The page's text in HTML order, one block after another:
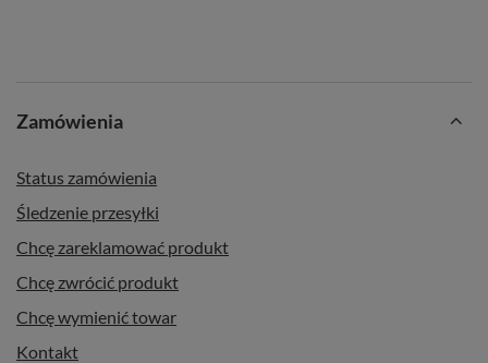
Zamówienia
Status zamówienia
Śledzenie przesyłki
Chcę zareklamować produkt
Chcę zwrócić produkt
Chcę wymienić towar
Kontakt